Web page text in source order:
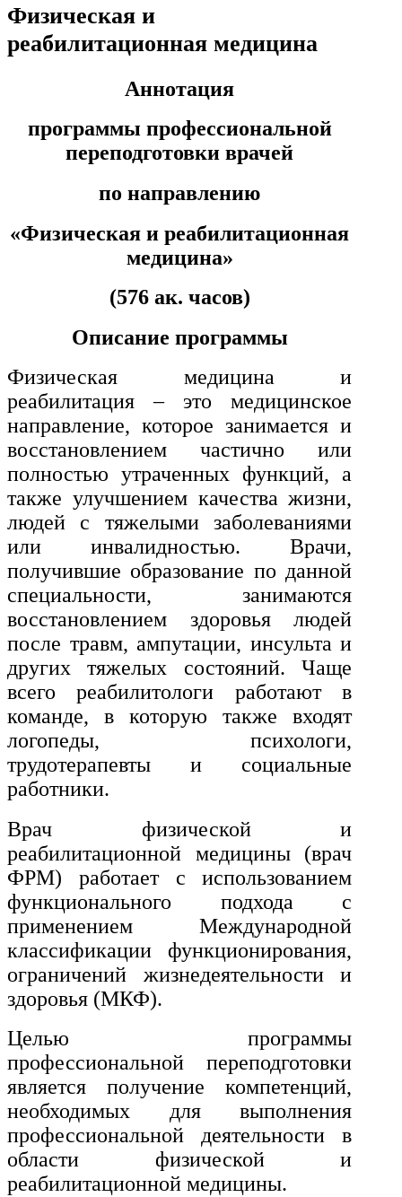
Управленческие дисциплины в
Здравоохранение и медицинские
науки
Образование и педагогические
Социология и социальная работа
рабочих и служащих
История и археология
Психологические науки
Техносферная безопасность и ОТ
Техносферная безопасность и
природообустройство
Экологическая безопасность в
промышленности
Управление охраной труда.
Техносферная безопасность
Допуски
Безопасность труда
Управление производством
общественного питания в
организации
Управление административно-
хозяйственной деятельностью
Техника-технологии
Прикладная геология, горное
дело, нефтегазовое дело и
геодезия
Техника и технологии наземного
транспорта
Физическая и
реабилитационная медицина
Аннотация
программы профессиональной
переподготовки врачей
по направлению
«Физическая и реабилитационная
медицина»
(576 ак. часов)
Описание программы
Физическая медицина и
реабилитация – это медицинское
направление, которое занимается и
восстановлением частично или
полностью утраченных функций, а
также улучшением качества жизни,
людей с тяжелыми заболеваниями
или инвалидностью. Врачи,
получившие образование по данной
специальности, занимаются
восстановлением здоровья людей
после травм, ампутации, инсульта и
других тяжелых состояний. Чаще
всего реабилитологи работают в
команде, в которую также входят
логопеды, психологи,
трудотерапевты и социальные
работники.
Врач физической и
реабилитационной медицины (врач
ФРМ) работает с использованием
функционального подхода с
применением Международной
классификации функционирования,
ограничений жизнедеятельности и
здоровья (МКФ).
Целью программы
профессиональной переподготовки
является получение компетенций,
необходимых для выполнения
профессиональной деятельности в
области физической и
реабилитационной медицины.